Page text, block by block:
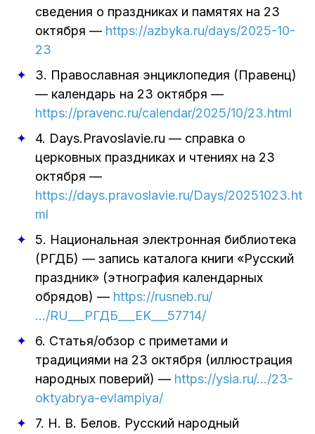
сведения о праздниках и памятях на 23
октября — https://azbyka.ru/days/2025-10-
23
3. Православная энциклопедия (Правенц)
— календарь на 23 октября —
https://pravenc.ru/calendar/2025/10/23.html
4. Days.Pravoslavie.ru — справка о
церковных праздниках и чтениях на 23
октября —
https://days.pravoslavie.ru/Days/20251023.ht
ml
5. Национальная электронная библиотека
(РГДБ) — запись каталога книги «Русский
праздник» (этнография календарных
обрядов) — https://rusneb.ru/
…/RU___РГДБ___EK___57714/
6. Статья/обзор с приметами и
традициями на 23 октября (иллюстрация
народных поверий) — https://ysia.ru/…/23-
oktyabrya-evlampiya/
7. Н. В. Белов. Русский народный